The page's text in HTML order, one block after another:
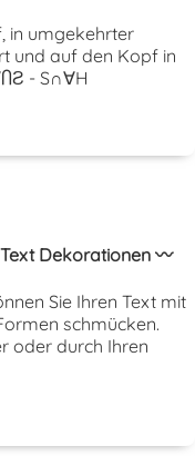
in umgekehrter
und auf den Kopf in
- S∩∀H
Dekorationen 〰️
Sie Ihren Text mit
schmücken.
oder durch Ihren